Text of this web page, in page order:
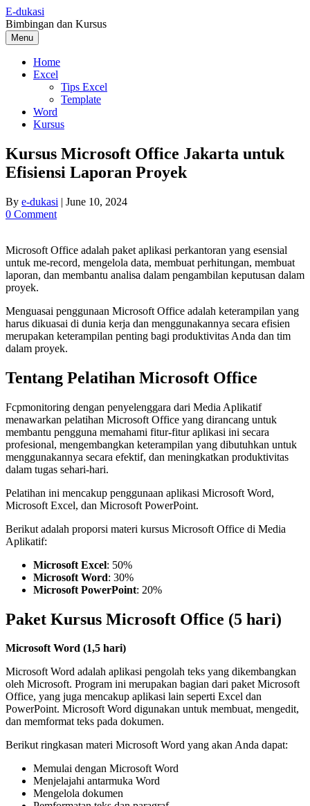
Skip
to
content
E-dukasi
Bimbingan dan Kursus
Menu
Home
Excel
Tips Excel
Template
Word
Kursus
Kursus Microsoft Office Jakarta untuk
Efisiensi Laporan Proyek
By e-dukasi | June 10, 2024
0 Comment
Microsoft Office adalah paket aplikasi perkantoran yang esensial
untuk me-record, mengelola data, membuat perhitungan, membuat
laporan, dan membantu analisa dalam pengambilan keputusan dalam
proyek.
Menguasai penggunaan Microsoft Office adalah keterampilan yang
harus dikuasai di dunia kerja dan menggunakannya secara efisien
merupakan keterampilan penting bagi produktivitas Anda dan tim
dalam proyek.
Tentang Pelatihan Microsoft Office
Fcpmonitoring dengan penyelenggara dari Media Aplikatif
menawarkan pelatihan Microsoft Office yang dirancang untuk
membantu pengguna memahami fitur-fitur aplikasi ini secara
profesional, mengembangkan keterampilan yang dibutuhkan untuk
menggunakannya secara efektif, dan meningkatkan produktivitas
dalam tugas sehari-hari.
Pelatihan ini mencakup penggunaan aplikasi Microsoft Word,
Microsoft Excel, dan Microsoft PowerPoint.
Berikut adalah proporsi materi kursus Microsoft Office di Media
Aplikatif:
Microsoft Excel: 50%
Microsoft Word: 30%
Microsoft PowerPoint: 20%
Paket Kursus Microsoft Office (5 hari)
Microsoft Word (1,5 hari)
Microsoft Word adalah aplikasi pengolah teks yang dikembangkan
oleh Microsoft. Program ini merupakan bagian dari paket Microsoft
Office, yang juga mencakup aplikasi lain seperti Excel dan
PowerPoint. Microsoft Word digunakan untuk membuat, mengedit,
dan memformat teks pada dokumen.
Berikut ringkasan materi Microsoft Word yang akan Anda dapat:
Memulai dengan Microsoft Word
Menjelajahi antarmuka Word
Mengelola dokumen